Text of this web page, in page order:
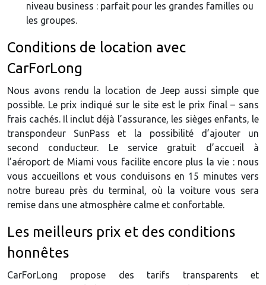
niveau business : parfait pour les grandes familles ou
les groupes.
Conditions de location avec
CarForLong
Nous avons rendu la location de Jeep aussi simple que
possible. Le prix indiqué sur le site est le prix final – sans
frais cachés. Il inclut déjà l’assurance, les sièges enfants, le
transpondeur SunPass et la possibilité d’ajouter un
second conducteur. Le service gratuit d’accueil à
l’aéroport de Miami vous facilite encore plus la vie : nous
vous accueillons et vous conduisons en 15 minutes vers
notre bureau près du terminal, où la voiture vous sera
remise dans une atmosphère calme et confortable.
Les meilleurs prix et des conditions
honnêtes
CarForLong propose des tarifs transparents et